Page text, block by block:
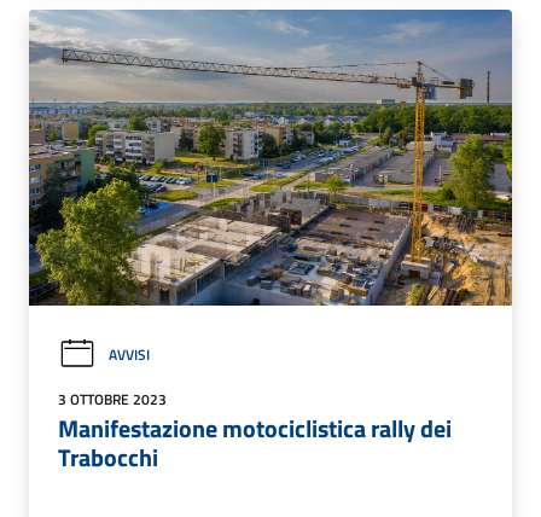
AVVISI
3 OTTOBRE 2023
Manifestazione motociclistica rally dei
Trabocchi